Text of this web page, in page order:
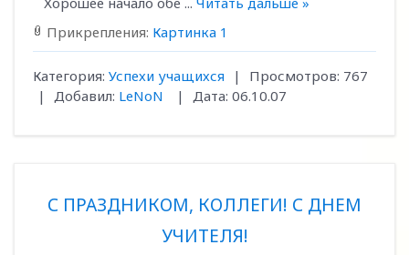
Прикрепления: Картинка 1
Категория: Успехи учащихся | Просмотров: 767
|
Добавил: LeNoN | Дата: 06.10.07
С ПРАЗДНИКОМ, КОЛЛЕГИ! С ДНЕМ
УЧИТЕЛЯ!